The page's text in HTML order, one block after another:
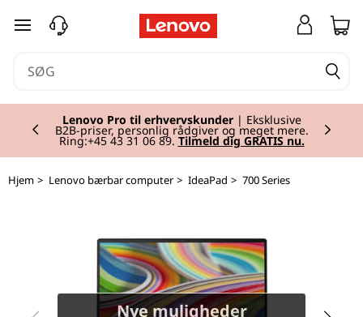
P
a
spring til hovedindhold
Lenovo Pro til erhvervskunder| Eksklusive
B2B-priser, personlig rådgiver og meget mere.
Ring:+45 43 31 06 89. Tilmeld dig GRATIS nu.
Currently displaying item 2 of 2
Hjem > Lenovo bærbar computer > IdeaPad > 700 Series
Nye muligheder